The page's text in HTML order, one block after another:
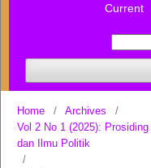
Current
Home / Archives
/
Vol 2 No 1 (2025):
dan Ilmu Politik
/